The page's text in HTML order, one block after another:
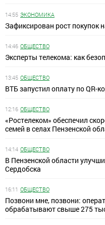
14:55 ЭКОНОМИКА
Зафиксирован рост покупок
14:46 ОБЩЕСТВО
Эксперты телекома: как
13:45 ОБЩЕСТВО
ВТБ запустил оплату по QR-
12:16 ОБЩЕСТВО
«Ростелеком» обеспечил
семей в селах Пензенской
14:14 ОБЩЕСТВО
В Пензенской области
Сердобска
16:11 ОБЩЕСТВО
Позвони мне, позвони:
обрабатывают свыше 275